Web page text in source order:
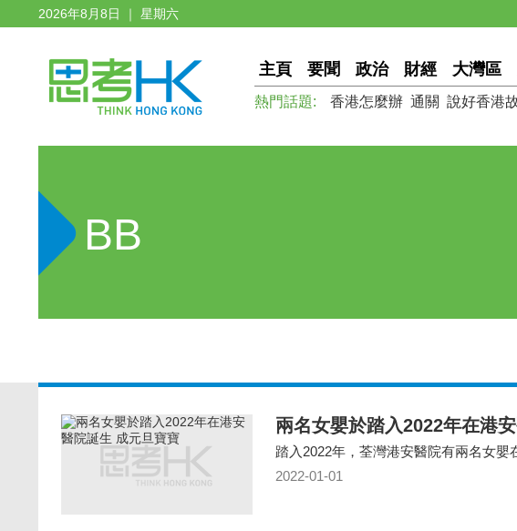
2026年8月8日 ｜ 星期六
主頁 要聞 政治 財經 大灣區
熱門話題: 香港怎麼辦 通關 說好香港
BB
兩名女嬰於踏入2022年在港
踏入2022年，荃灣港安醫院有兩名女
2022-01-01